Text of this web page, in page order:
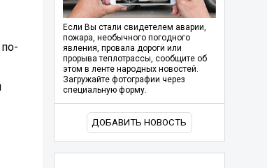
Если Вы стали свидетелем аварии,
пожара, необычного погодного
явления, провала дороги или
прорыва теплотрассы, сообщите об
этом в ленте народных новостей.
Загружайте фотографии через
специальную форму.
ДОБАВИТЬ НОВОСТЬ